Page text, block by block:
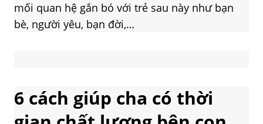
mối quan hệ gắn bó với trẻ sau này như bạn
bè, người yêu, bạn đời,…
6 cách giúp cha có thời